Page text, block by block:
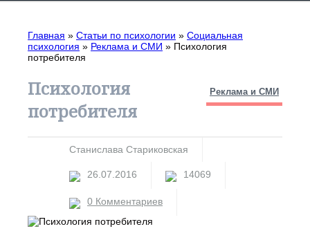
Главная » Статьи по психологии » Социальная
психология » Реклама и СМИ » Психология
потребителя
Психология
потребителя
Реклама и СМИ
Станислава Стариковская
26.07.2016 14069
0 Комментариев